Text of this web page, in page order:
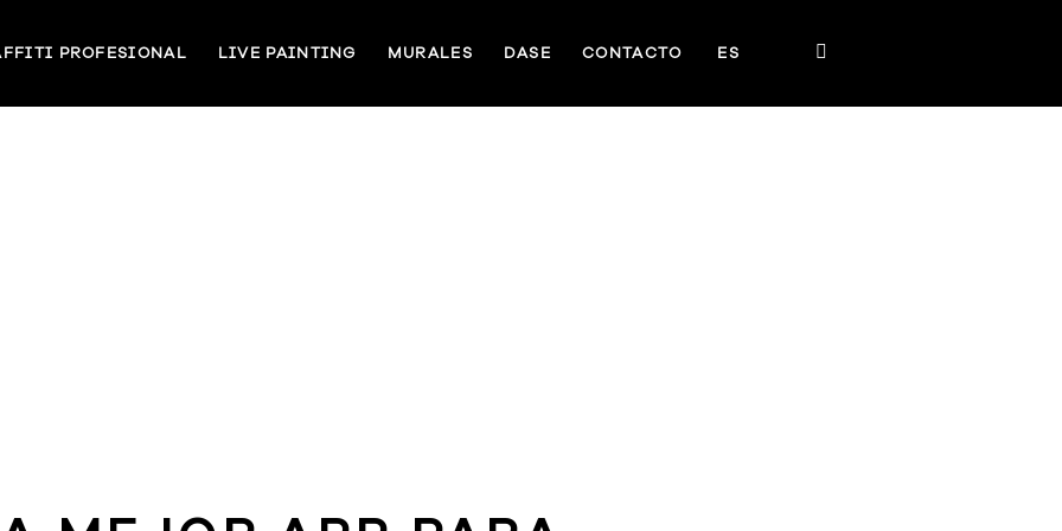
PROFESIONAL LIVE PAINTING MURALES DASE CONTACTO ES